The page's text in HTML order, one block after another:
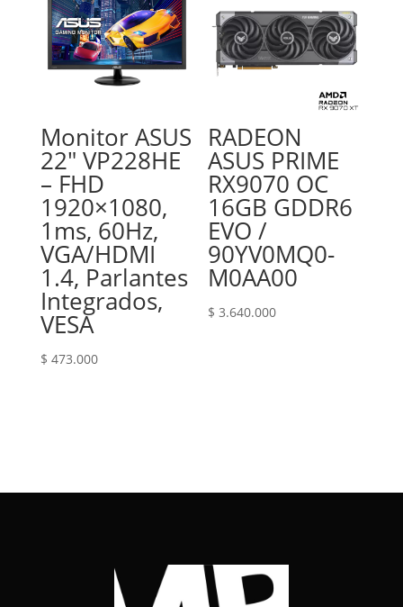
Monitor ASUS
22″ VP228HE
– FHD
1920×1080,
1ms, 60Hz,
VGA/HDMI
1.4, Parlantes
Integrados,
VESA
$ 473.000
RADEON
ASUS PRIME
RX9070 OC
16GB GDDR6
EVO /
90YV0MQ0-
M0AA00
$ 3.640.000